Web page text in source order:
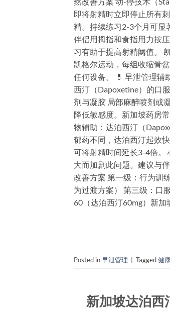
即将射精时立即停止所有
精。持续练习2-3个月可显
伴侣用拇指和食指用力按
习有助于提高射精阈值。
凯格尔运动，每组收缩骨
任何设备。 💊 早泄管理辅
西汀（Dapoxetine）的口
剂与凝胶 局部麻醉喷剂或
降低敏感度。新加坡药房
物辅助：达泊西汀（
郁药不同，达泊西汀起效
可将射精时间延长3-4倍。
大而加剧此问题。建议与
改善方案 第一级：行为训
为过渡方案） 第三级：口
60（达泊西汀60mg）新
Posted in早泄管理 | Tagged健
新加坡达泊西